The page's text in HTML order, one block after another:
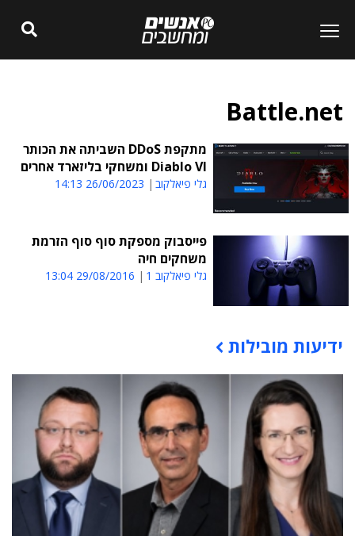
Battle.net
מתקפת DDoS השביתה את הכותר
Diablo VI ומשחקי בליזארד אחרים
גלי פיאלקוב 26/06/2023 14:13
פייסבוק מספקת סוף סוף הזרמת
משחקים חיה
גלי פיאלקוב 1 29/08/2016 13:04
תוכן פרסומי
ידיעות מובילות